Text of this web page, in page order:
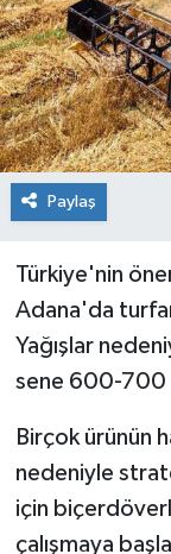
Paylaş
Türkiye'nin
Adana'da
Yağışlar
sene 600-700
Birçok ürünün
nedeniyle
için
çalışmaya